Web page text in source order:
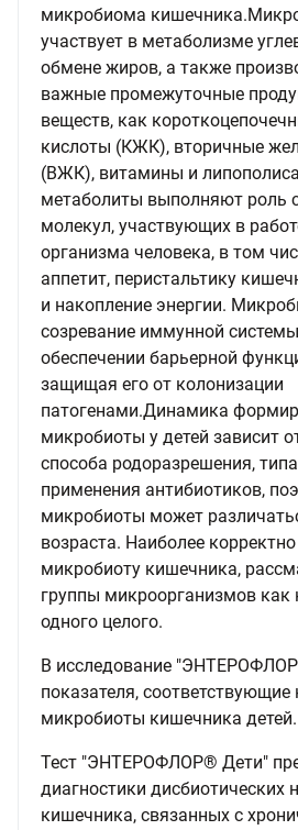
микробиома
участвует в метаболизме
обмене жиров, а также
важные промежуточные
веществ, как
кислоты (КЖК), вторичные
(ВЖК), витамины и
метаболиты выполняют роль
молекул, участвующих в
организма человека, в том
аппетит, перистальтику
и накопление энергии.
созревание иммунной
обеспечении барьерной
защищая его от колонизации
патогенами.Динамика
микробиоты у детей зависит
способа родоразрешения,
применения антибиотиков,
микробиоты может
возраста. Наиболее
микробиоту кишечника,
группы микроорганизмов как
одного целого.
В исследование
показателя, соответствующие
микробиоты кишечника детей.
Тест "ЭНТЕРОФЛОР® Дети"
диагностики дисбиотических
кишечника, связанных с